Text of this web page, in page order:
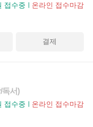
접수중 온라인 접수마감
결제
독서)
접수중 온라인 접수마감